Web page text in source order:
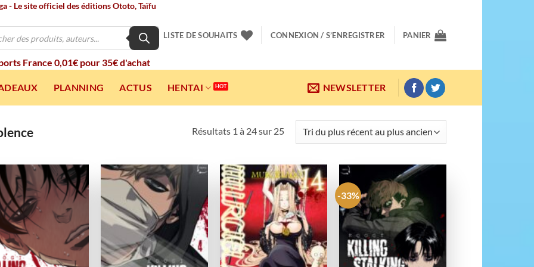
- Le site officiel des éditions Ototo, Taïfu
France 0,01€ pour 35€ d'achat
LISTE DE SOUHAITS CONNEXION / S’ENREGISTRER PANIER
PLANNING ACTUS HENTAI NEWSLETTER
Résultats 1 à 24 sur 25Trié
récent
au
plus
ancien
Ajouter
à la
wishlist
Ajouter
wishlist
Ajouter
à la
wishlist
-33%
Ajouter
à la
wishlist